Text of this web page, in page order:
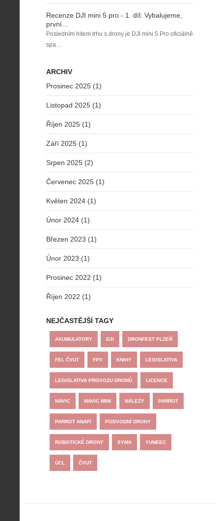
Recenze DJI mini 5 pro - 1. díl: Vybalujeme,
první…
Posledním hitem trhu s drony je DJI mini 5 Pro oficiálně
spa…
ARCHIV
Prosinec 2025 (1)
Listopad 2025 (1)
Říjen 2025 (1)
Září 2025 (1)
Srpen 2025 (2)
Červenec 2025 (1)
Květen 2024 (1)
Únor 2024 (1)
Březen 2023 (1)
Únor 2023 (1)
Prosinec 2022 (1)
Říjen 2022 (1)
NEJČASTĚJŠÍ TAGY
AKUMULATORY DJI DRONFEST PLZEŇ
FEL ČVUT FPV KNIHY LEGISLATIVA
LEGISLATIVA PROVOZU DRONŮ LICENCE
MAVIC MAVIC MINI NÁLEZY PARROT
PARROT ANAFI PODVODNÍ DRONY
ROBOTICKÉ DRONY SYMA YUNEEC
ÚCL ČVUT